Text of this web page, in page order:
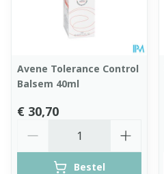
Avene Tolerance Control
Balsem 40ml
€ 30,70
Bestel